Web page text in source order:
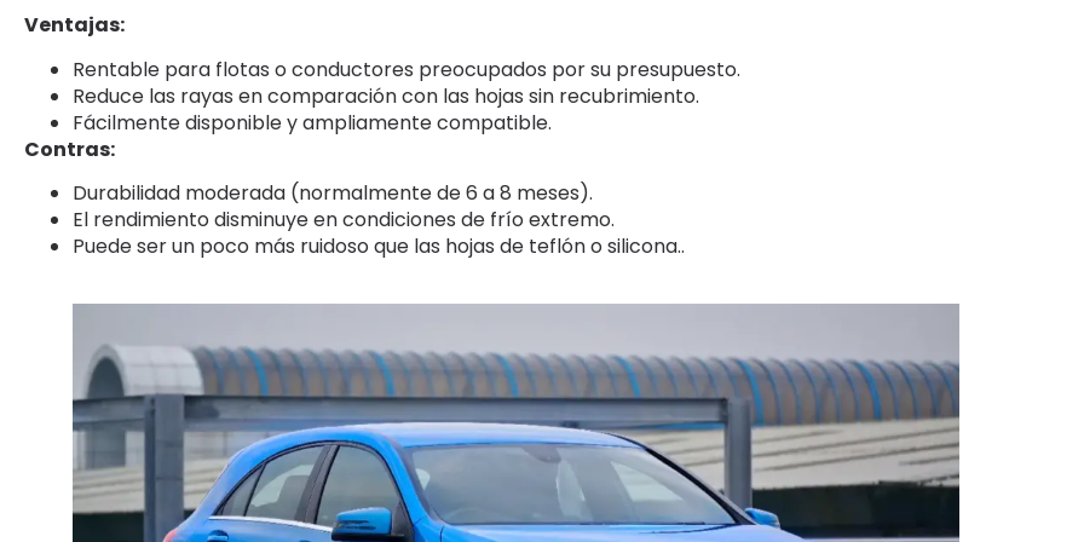
Ventajas:
Rentable para flotas o conductores preocupados por su presupuesto.
Reduce las rayas en comparación con las hojas sin recubrimiento.
Fácilmente disponible y ampliamente compatible.
Contras:
Durabilidad moderada (normalmente de 6 a 8 meses).
El rendimiento disminuye en condiciones de frío extremo.
Puede ser un poco más ruidoso que las hojas de teflón o silicona..